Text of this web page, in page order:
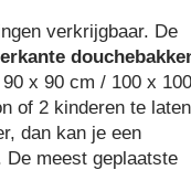
verkrijgbaar. De
x 90 cm / 100 x 100
of 2 kinderen te laten
dan kan je een
De meest geplaatste